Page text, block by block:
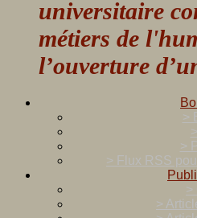
universitaire
métiers de
l’ouverture
>
>
> Flux RSS
>
>